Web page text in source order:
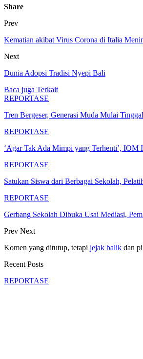
Share
Prev
Kematian akibat Virus Corona di Italia
Next
Dunia Adopsi Tradisi Nyepi Bali
Baca juga Terkait
REPORTASE
Tren Bergeser, Generasi Muda Mulai
REPORTASE
‘Agar Tak Ada Mimpi yang Terhenti’,
REPORTASE
Satukan Siswa dari Berbagai Sekolah,
REPORTASE
Gerbang Sekolah Dibuka Usai Mediasi,
Prev Next
Komen yang ditutup, tetapi jejak balik dan
Recent Posts
REPORTASE